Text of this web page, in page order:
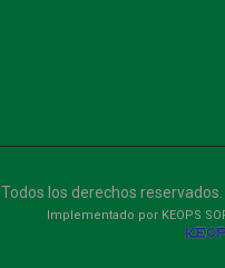
Todos los derechos
Implementado por KEOPS